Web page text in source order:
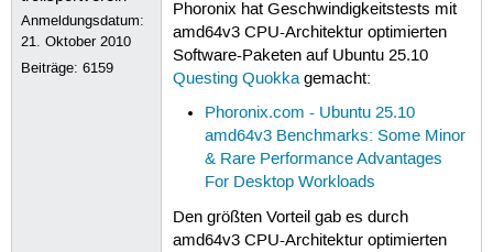
Anmeldungsdatum:
21. Oktober 2010
Beiträge:6159
Phoronix hat Geschwindigkeitstests mit
amd64v3 CPU-Architektur optimierten
Software-Paketen auf Ubuntu 25.10
Questing Quokkagemacht:
Phoronix.com - Ubuntu 25.10
amd64v3 Benchmarks: Some Minor
& Rare Performance Advantages
For Desktop Workloads
Den größten Vorteil gab es durch
amd64v3 CPU-Architektur optimierten